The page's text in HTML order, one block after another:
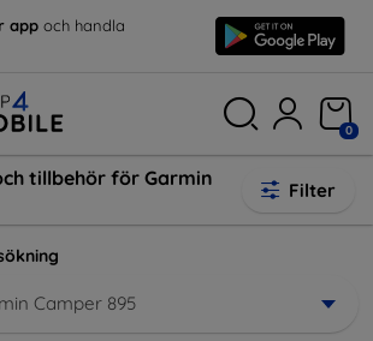
app och handla
0
tillbehör för Garmin
Filter
Camper 895